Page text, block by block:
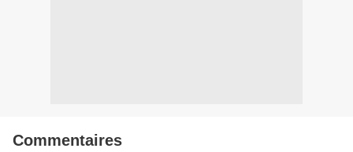
Commentaires